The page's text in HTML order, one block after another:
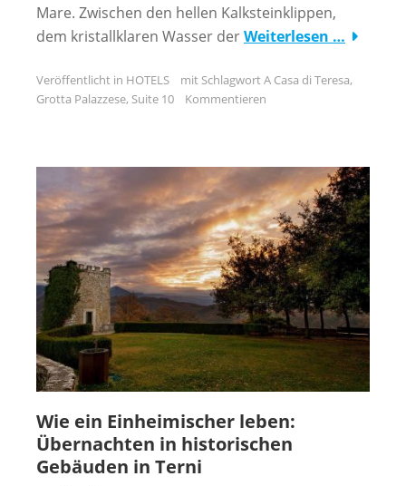
Mare. Zwischen den hellen Kalksteinklippen,
dem kristallklaren Wasser derWeiterlesen …
Veröffentlicht in HOTELS mit SchlagwortA Casa di Teresa,
Grotta Palazzese, Suite 10 Kommentieren
Wie ein Einheimischer leben:
Übernachten in historischen
Gebäuden in Terni